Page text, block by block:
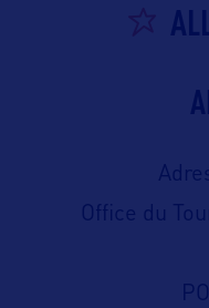
Office du